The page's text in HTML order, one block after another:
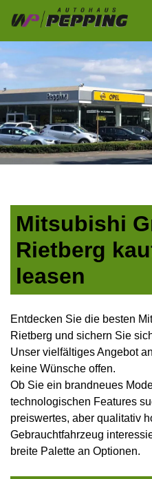
Mitsubishi
Rietberg
leasen
Entdecken Sie die besten
Rietberg und sichern Sie
Unser vielfältiges Angebot
keine Wünsche offen.
Ob Sie ein brandneues
technologischen Features
preiswertes, aber qualitativ
Gebrauchtfahrzeug
breite Palette an Optionen.